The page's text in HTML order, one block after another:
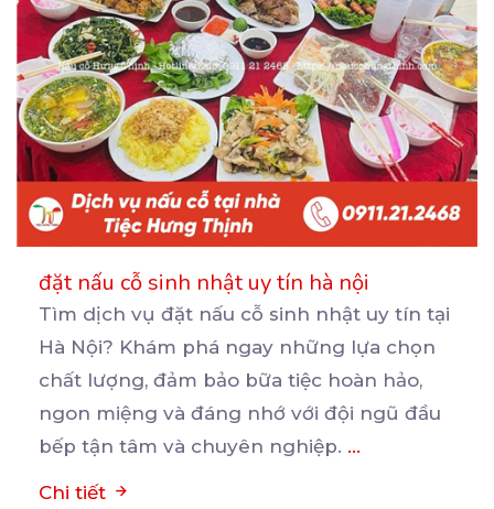
đặt nấu cỗ sinh nhật uy tín hà nội
Tìm dịch vụ đặt nấu cỗ sinh nhật uy tín tại
Hà Nội? Khám phá ngay những lựa chọn
chất lượng, đảm bảo bữa tiệc hoàn hảo,
ngon miệng và đáng nhớ với đội ngũ đầu
bếp tận tâm và chuyên nghiệp. ...
Chi tiết